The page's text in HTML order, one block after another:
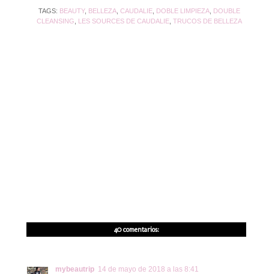
TAGS: BEAUTY, BELLEZA, CAUDALIE, DOBLE LIMPIEZA, DOUBLE
CLEANSING, LES SOURCES DE CAUDALIE, TRUCOS DE BELLEZA
40 comentarios:
mybeautrip 14 de mayo de 2018 a las 8:41